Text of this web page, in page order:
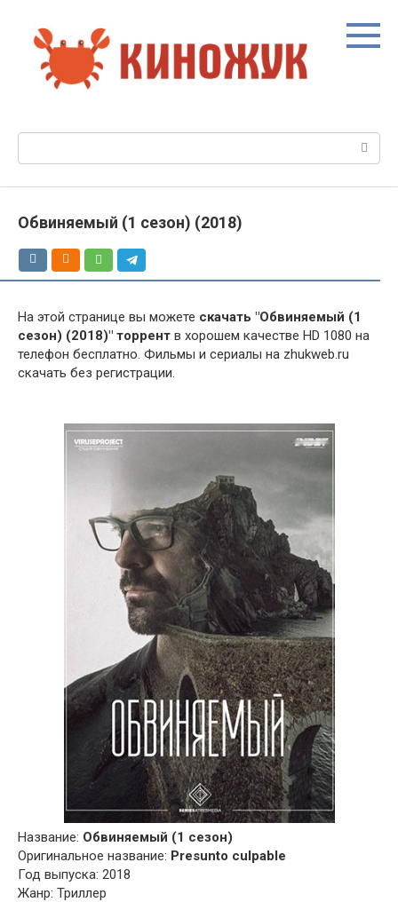
контенту
Обвиняемый (1 сезон) (2018)
На этой странице вы можете скачать "Обвиняемый (1
сезон) (2018)" торрент в хорошем качестве HD 1080 на
телефон бесплатно. Фильмы и сериалы на zhukweb.ru
скачать без регистрации.
Название: Обвиняемый (1 сезон)
Оригинальное название: Presunto culpable
Год выпуска: 2018
Жанр: Триллер